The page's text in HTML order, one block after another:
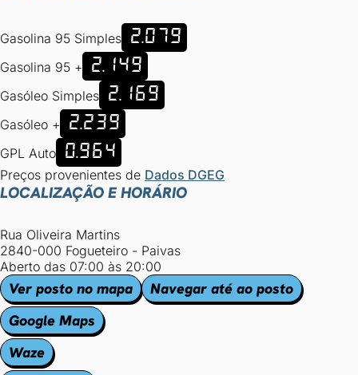
Gasolina 95 Simples 2.079
Gasolina 95 + 2.149
Gasóleo Simples 2.169
Gasóleo + 2.239
GPL Auto 0.964
Preços provenientes de Dados DGEG
LOCALIZAÇÃO E HORÁRIO
Rua Oliveira Martins
2840-000 Fogueteiro - Paivas
Aberto das 07:00 às 20:00
Ver posto no mapa
Navegar até ao posto
Google Maps
Waze